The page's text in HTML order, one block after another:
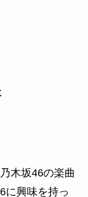
木坂46の楽曲
に興味を持っ